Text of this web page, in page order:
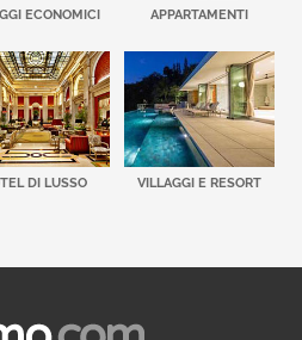
ECONOMICI APPARTAMENTI
DI LUSSO VILLAGGI E RESORT